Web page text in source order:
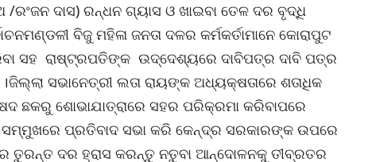
ରଂଜନ ଦାସ) ରନ୍ଧନ ଗ୍ୟାସ ଓ ଖାଇବା ତେଳ ଦର ବୃଦ୍ଧି
ବିଜୁ ମହିଳା ଜନତା ଦଳର କର୍ମକର୍ତାମାନେ କୋରାପୁଟ
ସହ ରାଷ୍ଟ୍ରପତିଙ୍କ ଉଦ୍ଦେଶ୍ୟରେ ଦାବିପତ୍ର ଦାବି ପତ୍ର
ସଭାନେତ୍ରୀ ଲତା ରାୟଙ୍କ ଅଧ୍ୟକ୍ଷତାରେ ଶତାଧିକ
ଛକରୁ ଶୋଭାଯାତ୍ରାରେ ସହର ପରିକ୍ରମା କରିବାପରେ
ସମ୍ମୁଖରେ ପ୍ରତିବାଦ ସଭା କରି କେନ୍ଦ୍ର ସରକାରଙ୍କ ଉପରେ
ତୁରନ୍ତ ଦର ହ୍ରାସ କରନ୍ତୁ ନତୁବା ଆନ୍ଦୋଳନକୁ ତୀବ୍ରତର